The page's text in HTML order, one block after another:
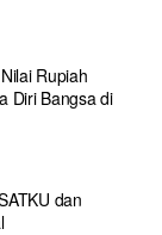
Rupiah
Diri Bangsa di
dan